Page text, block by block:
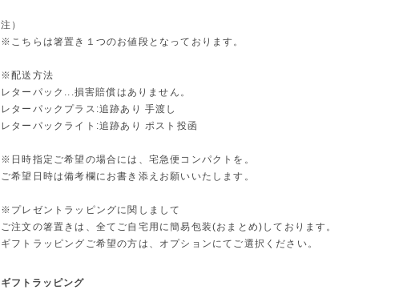
注）
※こちらは箸置き１つのお値段となっております。
※配送方法
レターパック...損害賠償はありません。
レターパックプラス:追跡あり 手渡し
レターパックライト:追跡あり ポスト投函
※日時指定ご希望の場合には、宅急便コンパクトを。
ご希望日時は備考欄にお書き添えお願いいたします。
※プレゼントラッピングに関しまして
ご注文の箸置きは、全てご自宅用に簡易包装(おまとめ)しております。
ギフトラッピングご希望の方は、オプションにてご選択ください。
ギフトラッピング